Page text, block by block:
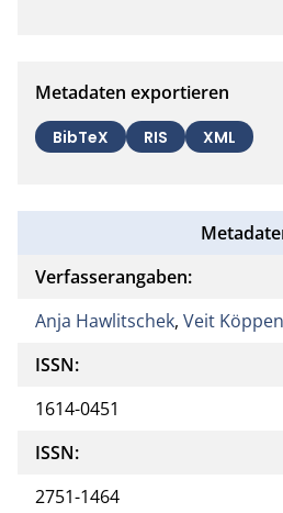
Metadaten exportieren
BibTeX RIS XML
Verfasserangaben:
Anja Hawlitschek, Veit Köppen
ISSN:
1614-0451
ISSN:
2751-1464